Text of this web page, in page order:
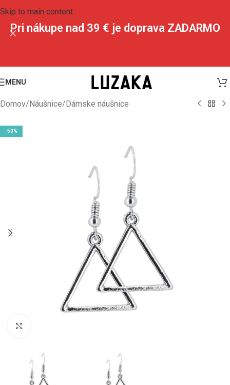
Skip to main content
Pri nákupe nad 39 € je doprava ZADARMO
MENU
Domov/Náušnice/Dámske náušnice
-50%